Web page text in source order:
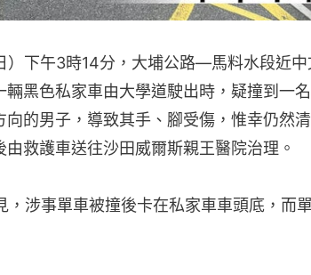
）下午3時14分，大埔公路—馬料水段近
輛黑色私家車由大學道駛出時，疑撞到一
向的男子，導致其手、腳受傷，惟幸仍然
由救護車送往沙田威爾斯親王醫院治理。
，涉事單車被撞後卡在私家車車頭底，而